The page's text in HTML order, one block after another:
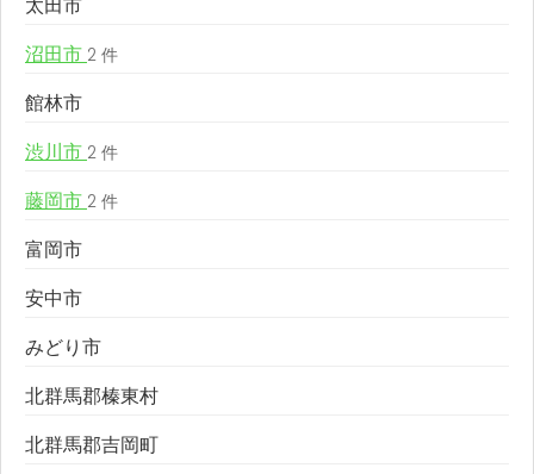
沼田市 2 件
館林市
渋川市 2 件
藤岡市 2 件
富岡市
安中市
みどり市
北群馬郡榛東村
北群馬郡吉岡町